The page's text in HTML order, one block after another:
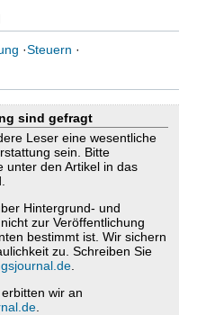
·Steuern ·
sind gefragt
Leser eine wesentliche
sein. Bitte
unter den Artikel in das
Hintergrund- und
zur Veröffentlichung
bestimmt ist. Wir sichern
zu. Schreiben Sie
wir an